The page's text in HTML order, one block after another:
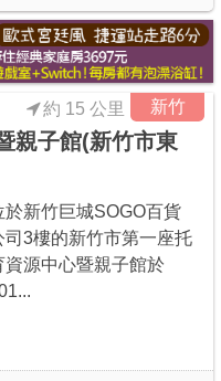
新竹
親子館(新竹市東
約 15 公里
於新竹巨城SOGO百貨
司3樓的新竹市第一座托
資源中心暨親子館於